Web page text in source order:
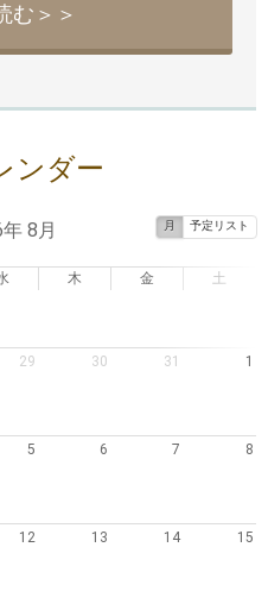
む＞＞
ンダー
月 予定リスト
8月
木 金 土
29 30 31 1
5 6 7 8
12 13 14 15